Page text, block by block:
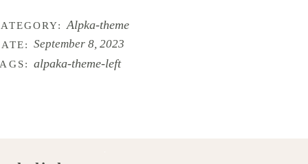
Alpka-theme
September 8, 2023
alpaka-theme-left